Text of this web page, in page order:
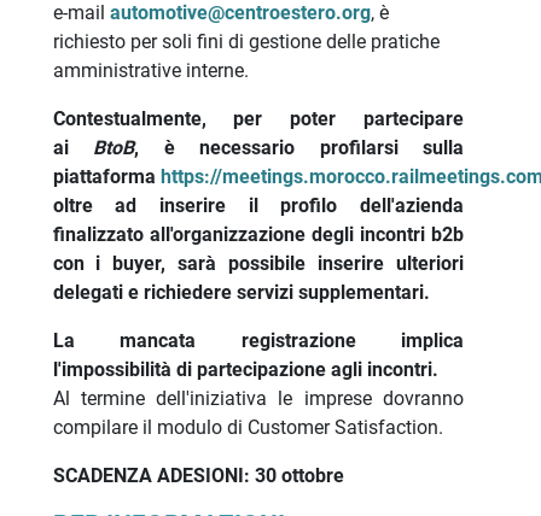
e-mail automotive@centroestero.org, è
richiesto per soli fini di gestione delle pratiche
amministrative interne.
Contestualmente, per poter partecipare
ai BtoB, è necessario profilarsi sulla
piattaforma https://
oltre ad inserire il profilo dell'azienda
finalizzato all'organizzazione degli incontri b2b
con i buyer, sarà possibile inserire ulteriori
delegati e richiedere servizi supplementari.
La mancata registrazione implica
l'impossibilità di partecipazione agli incontri.
Al termine dell'iniziativa le imprese dovranno
compilare il modulo di Customer Satisfaction.
SCADENZA ADESIONI: 30 ottobre